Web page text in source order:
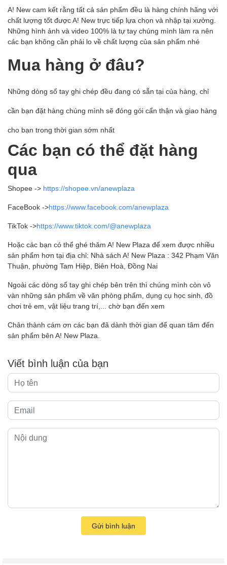
A! New cam kết rằng tất cả sản phẩm đều là hàng chính hãng với
chất lượng tốt được A! New trực tiếp lựa chọn và nhập tại xưởng.
Những hình ảnh và video 100% là tự tay chúng mình làm ra nên
các bạn không cần phải lo về chất lượng của sản phẩm nhé
Mua hàng ở đâu?
Những dòng sổ tay ghi chép đều đang có sẵn tại của hàng, chỉ
cần bạn đặt hàng chúng mình sẽ đóng gói cẩn thận và giao hàng
cho bạn trong thời gian sớm nhất
Các bạn có thể đặt hàng
qua
Shopee -> https://shopee.vn/anewplaza
FaceBook ->https://www.facebook.com/anewplaza
TikTok ->https://www.tiktok.com/@anewplaza
Hoặc các bạn có thể ghé thăm A! New Plaza để xem được nhiều
sản phẩm hơn tại địa chỉ: Nhà sách A! New Plaza : 342 Phạm Văn
Thuận, phường Tam Hiệp, Biên Hoà, Đồng Nai
Ngoài các dòng sổ tay ghi chép bên trên thì chúng mình còn vô
vàn những sản phẩm về văn phòng phẩm, dụng cụ học sinh, đồ
chơi trẻ em, vật liệu trang trí,... chờ bạn đến xem
Chân thành cám ơn các bạn đã dành thời gian để quan tâm đến
sản phẩm bên A! New Plaza.
Viết bình luận của bạn
Gửi bình luận